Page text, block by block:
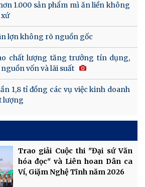
1.000 sản phẩm mì ăn liền không
lợn không rõ nguồn gốc
chất lượng tăng trưởng tín dụng,
vốn và lãi suất
1,8 tỉ đồng các vụ việc kinh doanh
lượng
Trao giải Cuộc thi "Đại sứ Văn
hóa đọc" và Liên hoan Dân ca
Ví, Giặm Nghệ Tĩnh năm 2026